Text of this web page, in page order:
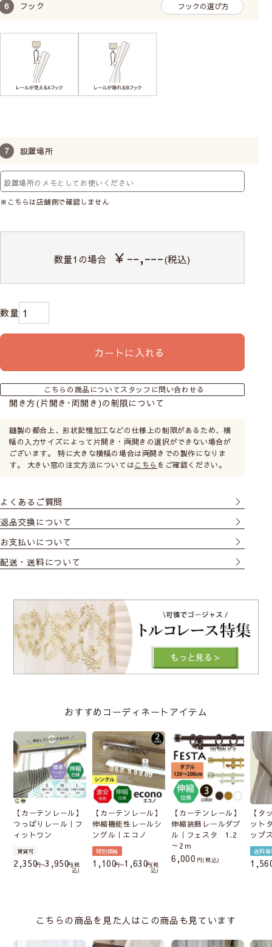
フック フックの選び方
設置場所
※こちらは店舗側で確認しません
数量1の場合 ￥--,---(税込)
カートに入れる
こちらの商品についてスタッフに問い合わせる
開き方(片開き･両開き)の制限について
縫製の都合上、形状記憶加工などの仕様上の制限があるため、横
幅の入力サイズによって片開き・両開きの選択ができない場合が
ございます。 特に大きな横幅の場合は両開きでの製作になりま
す。 大きい窓の注文方法についてはこちら をご確認ください。
よくあるご質問
返品交換について
お支払いについて
配送・送料について
おすすめコーディネートアイテム
【カーテンレール】
つっぱりレール｜フ
ィットワン
賃貸可
2,350 〜3,950 税
込
【カーテンレール】
伸縮機能性レールシ
ングル｜エコノ
特別価格
1,100 〜1,630 税
込
【カーテンレール】
伸縮装飾レールダブ
ル｜フェスタ 1.2
～2ｍ
6,000 税込
【タ
ット
ップ
送料無
こちらの商品を見た人はこの商品も見ています